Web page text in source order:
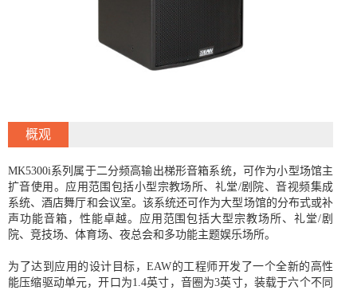
概观
MK5300i系列属于二分频高输出梯形音箱系统，可作为小型场馆主
扩音使用。应用范围包括小型宗教场所、礼堂/剧院、音视频集成
系统、酒店舞厅和会议室。该系统还可作为大型场馆的分布式或补
声功能音箱，性能卓越。应用范围包括大型宗教场所、礼堂/剧
院、竞技场、体育场、夜总会和多功能主题娱乐场所。
为了达到应用的设计目标，EAW的工程师开发了一个全新的高性
能压缩驱动单元，开口为1.4英寸，音圈为3英寸，装载于六个不同